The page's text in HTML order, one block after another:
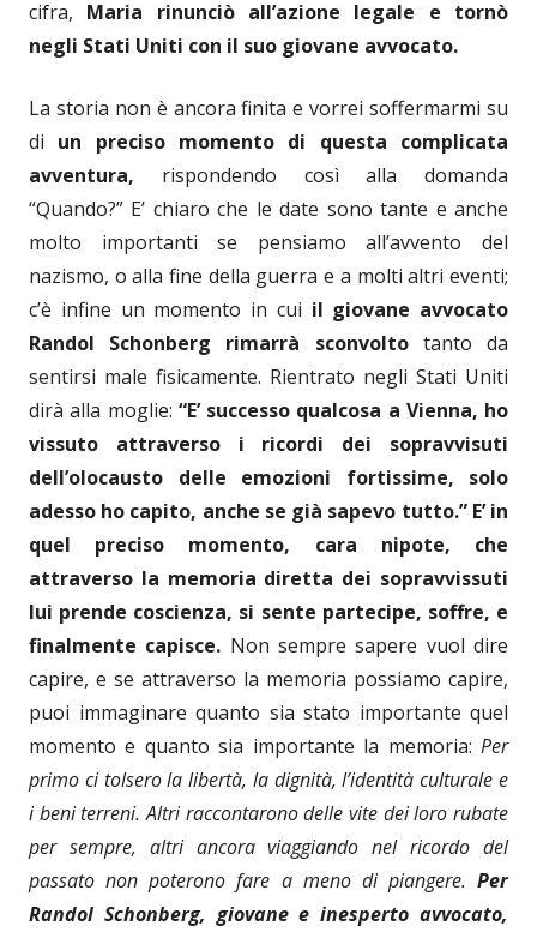
cifra, Maria rinunciò all’azione legale e tornò
negli Stati Uniti con il suo giovane avvocato.
La storia non è ancora finita e vorrei soffermarmi su
di un preciso momento di questa complicata
avventura, rispondendo così alla domanda
“Quando?” E’ chiaro che le date sono tante e anche
molto importanti se pensiamo all’avvento del
nazismo, o alla fine della guerra e a molti altri eventi;
c’è infine un momento in cui il giovane avvocato
Randol Schonberg rimarrà sconvoltotanto da
sentirsi male fisicamente. Rientrato negli Stati Uniti
dirà alla moglie: “E’ successo qualcosa a Vienna, ho
vissuto attraverso i ricordi dei sopravvisuti
dell’olocausto delle emozioni fortissime, solo
adesso ho capito, anche se già sapevo tutto.” E’ in
quel preciso momento, cara nipote, che
attraverso la memoria diretta dei sopravvissuti
lui prende coscienza, si sente partecipe, soffre, e
finalmente capisce. Non sempre sapere vuol dire
capire, e se attraverso la memoria possiamo capire,
puoi immaginare quanto sia stato importante quel
momento e quanto sia importante la memoria: Per
primo ci tolsero lalibertà, ladignità, l’identità culturale e
i beni terreni. Altri raccontarono delle vite dei loro rubate
per sempre, altri ancora viaggiando nel ricordo del
passato non poterono fare a meno di piangere. Per
Randol Schonberg, giovane e inesperto avvocato,